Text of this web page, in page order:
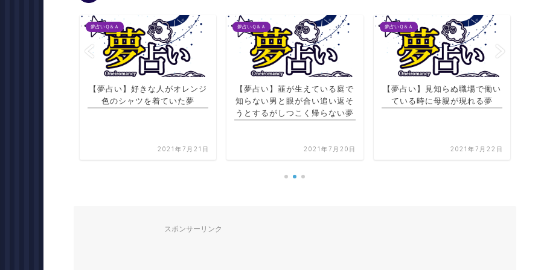
夢占いＱ＆Ａ
【夢占い】好きな人がオレンジ
色のシャツを着ていた夢
2021年7月21日
夢占いＱ＆Ａ
【夢占い】韮が生えている庭で
知らない男と眼が合い追い返そ
うとするがしつこく帰らない夢
2021年7月20日
夢占いＱ＆Ａ
【夢占い】見知らぬ職場で働い
ている時に母親が現れる夢
2021年7月22日
スポンサーリンク